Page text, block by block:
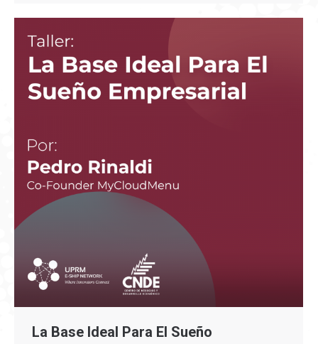
La Base Ideal Para El Sueño